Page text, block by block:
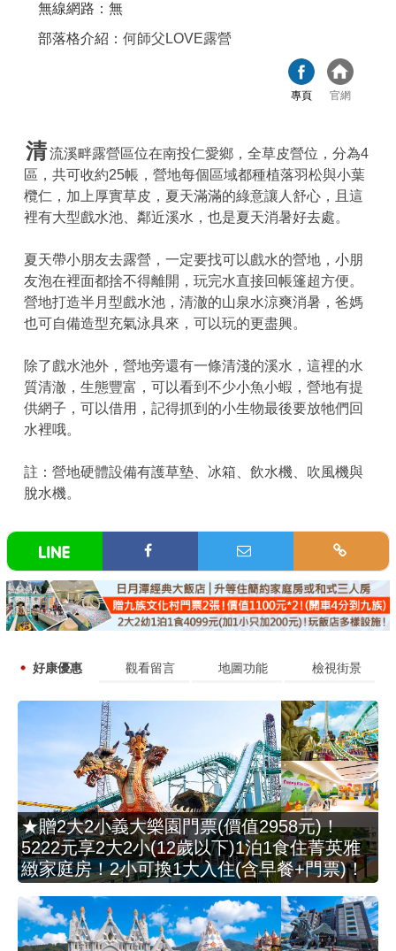
無線網路：無
部落格介紹： 何師父LOVE露營
專頁 官網
清流溪畔露營區位在南投仁愛鄉，全草皮營位，分為4
區，共可收約25帳，營地每個區域都種植落羽松與小葉
欖仁，加上厚實草皮，夏天滿滿的綠意讓人舒心，且這
裡有大型戲水池、鄰近溪水，也是夏天消暑好去處。
夏天帶小朋友去露營，一定要找可以戲水的營地，小朋
友泡在裡面都捨不得離開，玩完水直接回帳篷超方便。
營地打造半月型戲水池，清澈的山泉水涼爽消暑，爸媽
也可自備造型充氣泳具來，可以玩的更盡興。
除了戲水池外，營地旁還有一條清淺的溪水，這裡的水
質清澈，生態豐富，可以看到不少小魚小蝦，營地有提
供網子，可以借用，記得抓到的小生物最後要放牠們回
水裡哦。
註：營地硬體設備有護草墊、冰箱、飲水機、吹風機與
脫水機。
好康優惠 觀看留言 地圖功能 檢視街景
★贈2大2小義大樂園門票(價值2958元)！
5222元享2大2小(12歲以下)1泊1食住菁英雅
緻家庭房！2小可換1大入住(含早餐+門票)！